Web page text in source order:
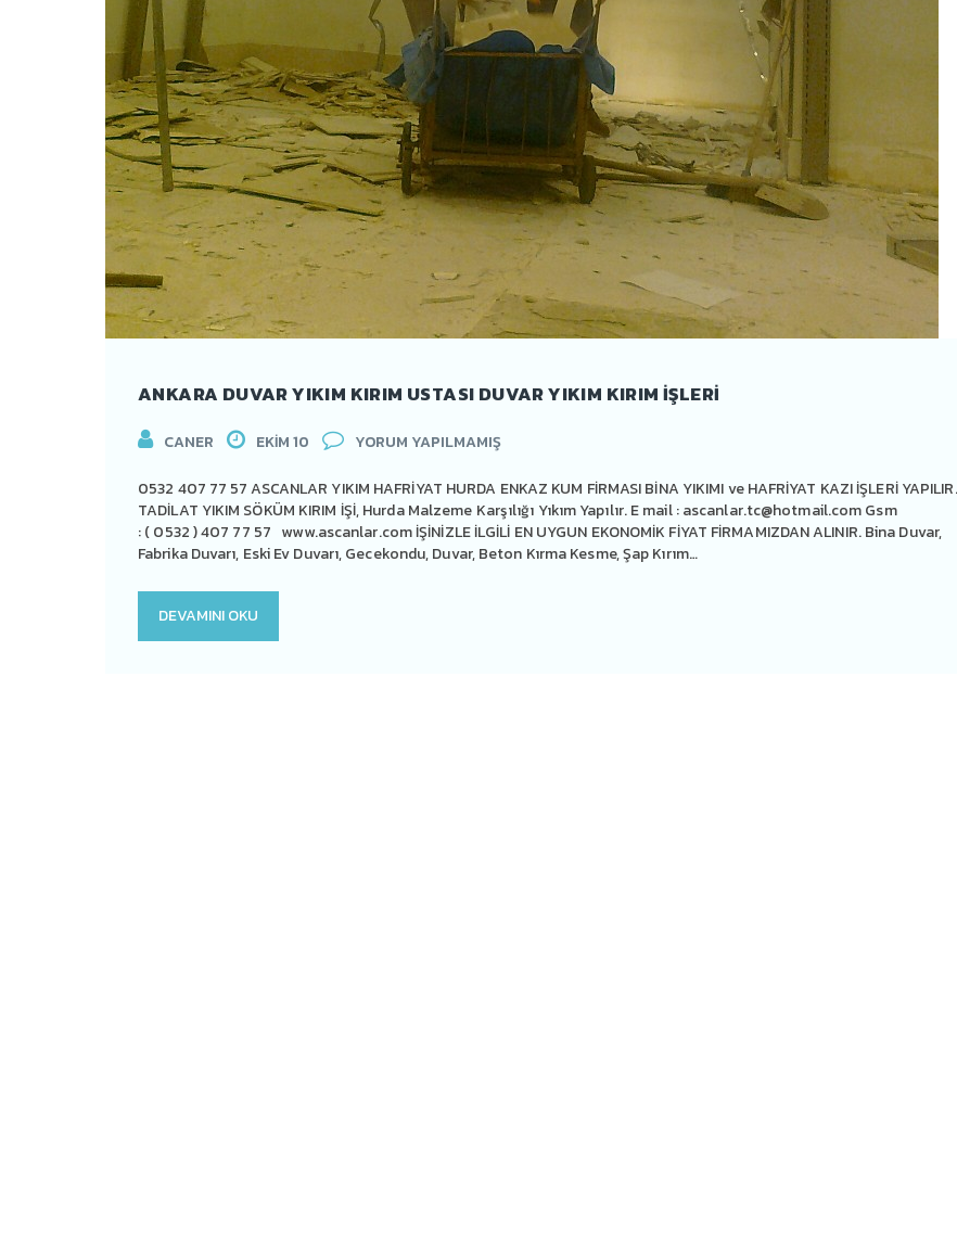
ANKARA DUVAR YIKIM KIRIM USTASI DUVAR YIKIM KIRIM IŞLERI
CANER EKIM 10 YORUM YAPILMAMIŞ
0532 407 77 57 ASCANLAR YIKIM HAFRİYAT HURDA ENKAZ KUM FİRMASI BİNA YIKIMI ve HAFRİYAT KAZI İŞLERİ YAPILIR.
TADİLAT YIKIM SÖKÜM KIRIM İŞİ, Hurda Malzeme Karşılığı Yıkım Yapılır. E mail :ascanlar.tc@hotmail.comGsm
: ( 0532 ) 407 77 57 www.ascanlar.com İŞİNİZLE İLGİLİ EN UYGUN EKONOMİK FİYAT FİRMAMIZDAN ALINIR. Bina Duvar,
Fabrika Duvarı, Eski Ev Duvarı, Gecekondu, Duvar, Beton Kırma Kesme, Şap Kırım…
DEVAMINI OKU